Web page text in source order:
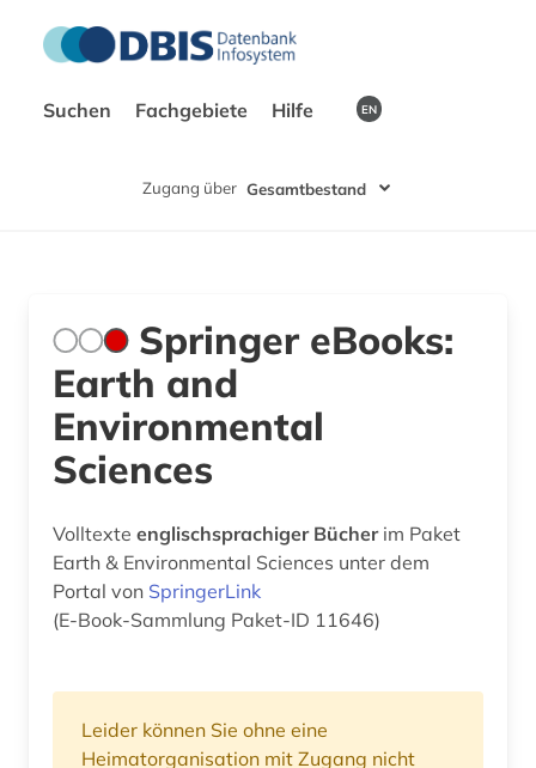
Suchen Fachgebiete Hilfe EN
Zugang über Gesamtbestand
Springer eBooks:
Earth and
Environmental
Sciences
Volltexte englischsprachiger Bücherim Paket
Earth & Environmental Sciences unter dem
Portal von SpringerLink
(E-Book-Sammlung Paket-ID 11646)
Leider können Sie ohne eine
Heimatorganisation mit Zugang nicht